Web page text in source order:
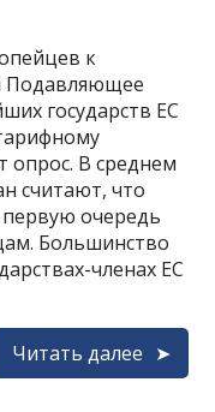
к
Подавляющее
государств ЕС
опрос. В среднем
считают, что
очередь
Большинство
членах ЕС
Читать далее